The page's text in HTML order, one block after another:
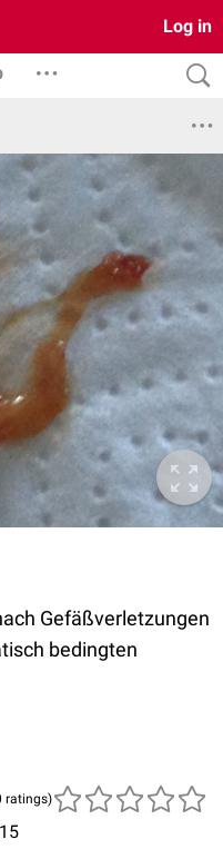
Log in
Gefäßverletzungen
bedingten
ratings)